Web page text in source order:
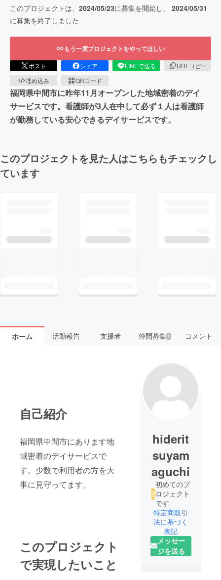
このプロジェクトは、 2024/05/23に募集を開始し、 2024/05/31
に募集を終了しました
もう一度プロジェクトをやってほしい
ポスト シェア LINEで送る
URLコピー
埋め込み
QRコード
福岡県中間市に昨年11月オープンした地域密着のデイ
サービスです。看護師が3人在中して必ず１人は看護師
が勤務している安心できるデイサービスです。
このプロジェクトを見た人はこちらもチェックし
ています
ホーム 活動報告 支援者 仲間募集 1 コメント
自己紹介
福岡県中間市にあります地
域密着のデイサービスで
す。少数で利用者の方を大
事に見守ってます。
このプロジェクト
で実現したいこと
hiderit
suyam
aguchi
初めてのプ
ロジェクト
です
特定商取引
法に基づく
表記
メッセー
ジを送る